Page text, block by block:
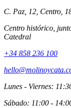
C. Paz, 12, Centro,
Centro histórico,
Catedral
+34 858 236 100
Lunes - Viernes:
Sábado: 11:00 -